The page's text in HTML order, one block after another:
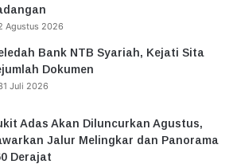
Agustus 2026
Bank NTB Syariah, Kejati Sita
Dokumen
Juli 2026
Adas Akan Diluncurkan Agustus,
Jalur Melingkar dan Panorama
Derajat